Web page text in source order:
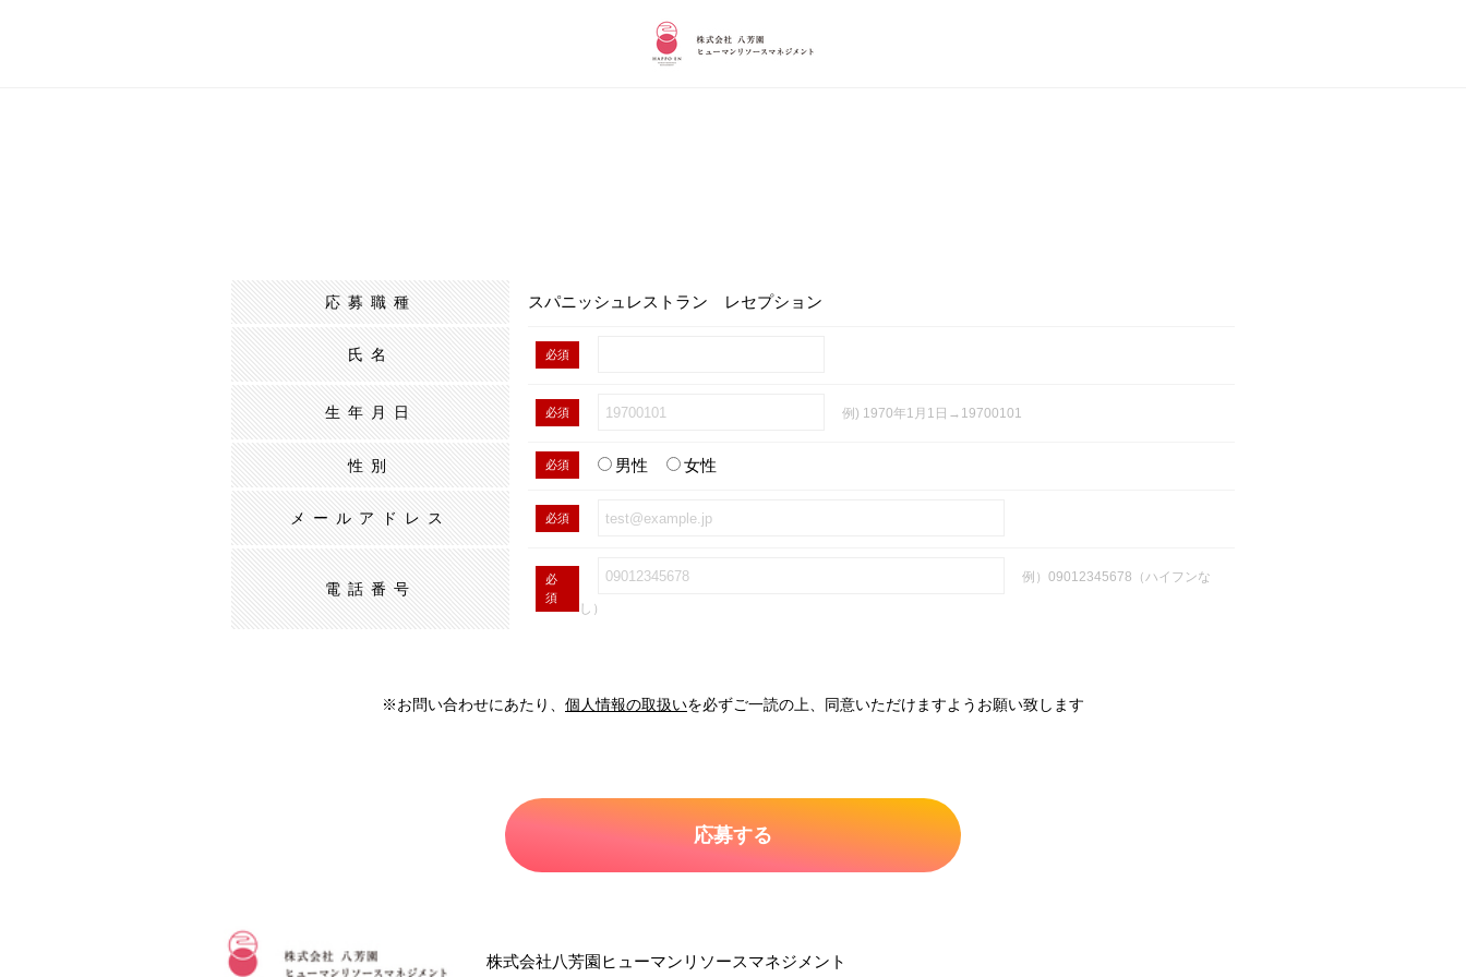
応募職種 スパニッシュレストラン レセプション
氏名 必須
生年月日 必須 例) 1970年1月1日→19700101
性別 必須 男性 女性
メールアドレス 必須
電話番号
必
須
例）09012345678（ハイフンな
し）
※お問い合わせにあたり、 個人情報の取扱いを必ずご一読の上、同意いただけますようお願い致します
株式会社八芳園ヒューマンリソースマネジメント